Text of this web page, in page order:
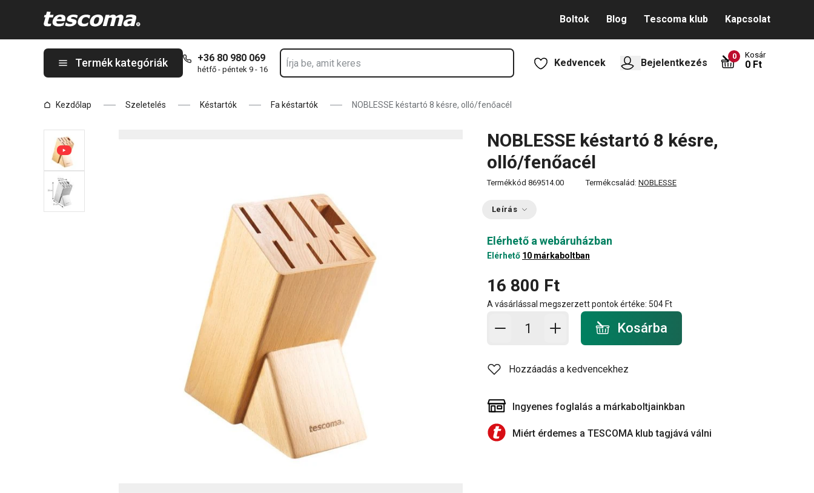
Boltok Blog Tescoma klub Kapcsolat
Termék kategóriák +36 80 980 069
hétfő - péntek 9 - 16
Kedvencek Bejelentkezés
0 Kosár
0 Ft
Kezdőlap Szeletelés Késtartók Fa késtartók NOBLESSE késtartó 8 késre, olló/fenőacél
NOBLESSE késtartó 8 késre,
olló/fenőacél
Termékkód 869514.00 Termékcsalád: NOBLESSE
Leírás
Elérhető a webáruházban
Elérhető 10 márkaboltban
16 800 Ft
A vásárlással megszerzett pontok értéke: 504 Ft
Kosárba - mennyiség
Kosárba
Hozzáadás a kedvencekhez
Ingyenes foglalás a márkaboltjainkban
Miért érdemes a TESCOMA klub tagjává válni